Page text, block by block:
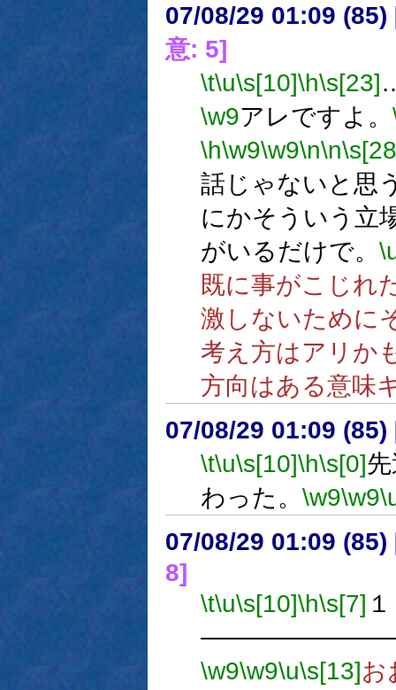
07/08/29 01:09 (85)
意: 5]
\t\u\s[10]\h\s[23]
\w9アレですよ。
\h\w9\w9\n\n
話じゃないと思
にかそういう立
がいるだけで。
既に事がこじれ
激しないために
考え方はアリか
方向はある意味
07/08/29 01:09 (85)
\t\u\s[10]\h\s[0]
わった。 \w9\w9
07/08/29 01:09 (85)
8]
\t\u\s[10]\h\s[7]
\w9\w9\u\s[13]お